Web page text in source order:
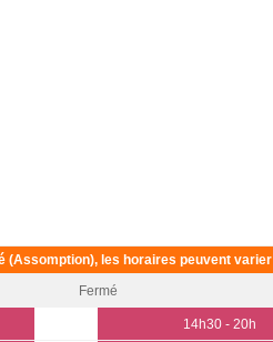
(Assomption), les horaires peuvent varier
Fermé
14h30 - 20h